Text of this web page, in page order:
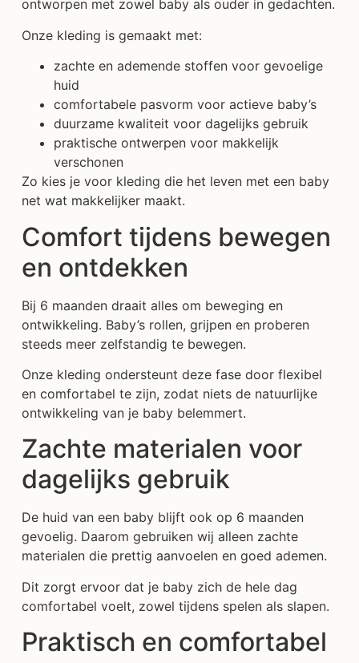
ontworpen met zowel baby als ouder in gedachten.
Onze kleding is gemaakt met:
zachte en ademende stoffen voor gevoelige
huid
comfortabele pasvorm voor actieve baby’s
duurzame kwaliteit voor dagelijks gebruik
praktische ontwerpen voor makkelijk
verschonen
Zo kies je voor kleding die het leven met een baby
net wat makkelijker maakt.
Comfort tijdens bewegen
en ontdekken
Bij 6 maanden draait alles om beweging en
ontwikkeling. Baby’s rollen, grijpen en proberen
steeds meer zelfstandig te bewegen.
Onze kleding ondersteunt deze fase door flexibel
en comfortabel te zijn, zodat niets de natuurlijke
ontwikkeling van je baby belemmert.
Zachte materialen voor
dagelijks gebruik
De huid van een baby blijft ook op 6 maanden
gevoelig. Daarom gebruiken wij alleen zachte
materialen die prettig aanvoelen en goed ademen.
Dit zorgt ervoor dat je baby zich de hele dag
comfortabel voelt, zowel tijdens spelen als slapen.
Praktisch en comfortabel